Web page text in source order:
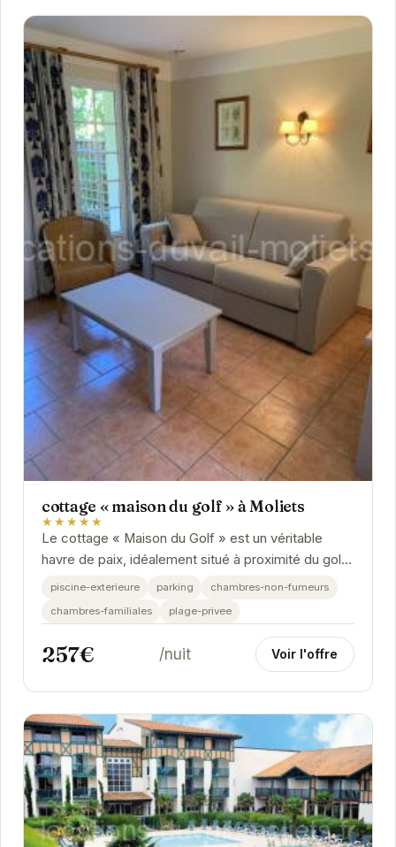
cottage « maison du golf » à Moliets
★★★★★
Le cottage « Maison du Golf » est un véritable
havre de paix, idéalement situé à proximité du golf
de Moliets. Avec ses équipements modernes...
piscine-exterieure parking
chambres-non-fumeurs
chambres-familiales
plage-privee
257€ /nuit Voir l'offre